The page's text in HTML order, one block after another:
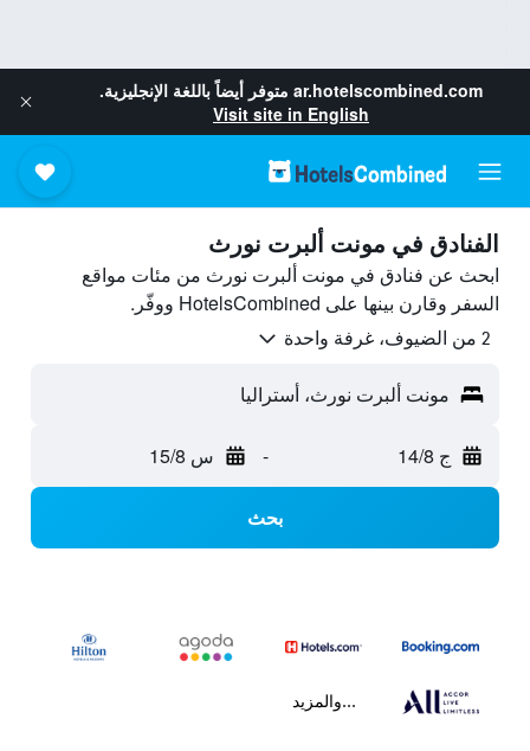
ar.hotelscombined.com متوفر أيضاً باللغة الإنجليزية.
Visit site in English
الفنادق في مونت ألبرت نورث
ابحث عن فنادق في مونت ألبرت نورث من مئات مواقع
السفر وقارن بينها على HotelsCombined ووفّر.
2 من الضيوف، غرفة واحدة
مونت ألبرت نورث، أستراليا
ج 14/8 - س 15/8
بحث
...والمزيد